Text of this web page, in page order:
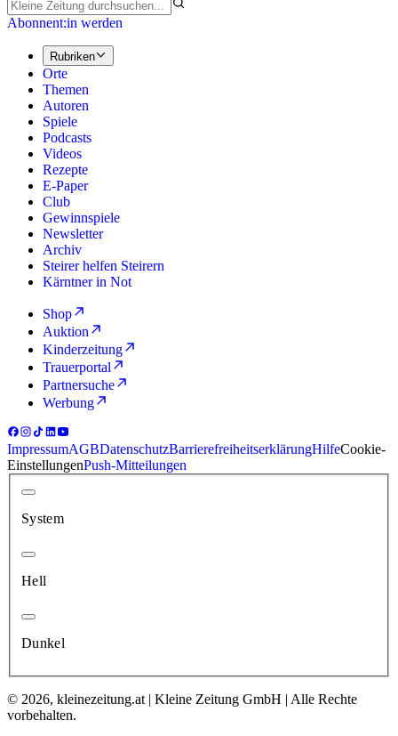
Abonnent:in werden
Rubriken
Orte
Themen
Autoren
Spiele
Podcasts
Videos
Rezepte
E-Paper
Club
Gewinnspiele
Newsletter
Archiv
Steirer helfen Steirern
Kärntner in Not
Shop
Auktion
Kinderzeitung
Trauerportal
Partnersuche
Werbung
ImpressumAGBDatenschutzBarrierefreiheitserklärungHilfeCookie-
EinstellungenPush-Mitteilungen
System
Hell
Dunkel
© 2026, kleinezeitung.at | Kleine Zeitung GmbH | Alle Rechte
vorbehalten.